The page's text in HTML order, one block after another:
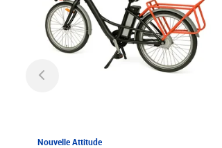
Nouvelle Attitude